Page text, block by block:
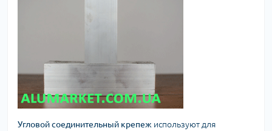
Угловой соединительный крепеж используют для